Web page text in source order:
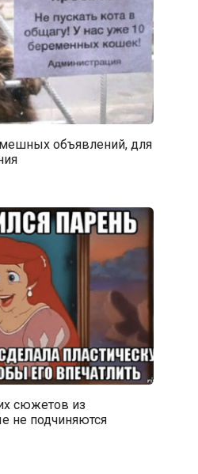
объявлений, для
сюжетов из
не подчиняются